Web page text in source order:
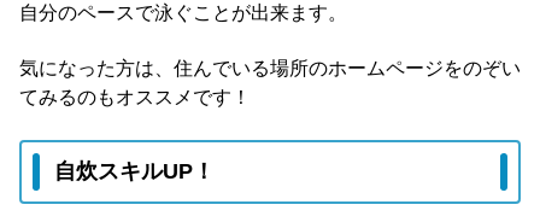
自分のペースで泳ぐことが出来ます。
気になった方は、住んでいる場所のホームページをのぞい
てみるのもオススメです！
自炊スキルUP！